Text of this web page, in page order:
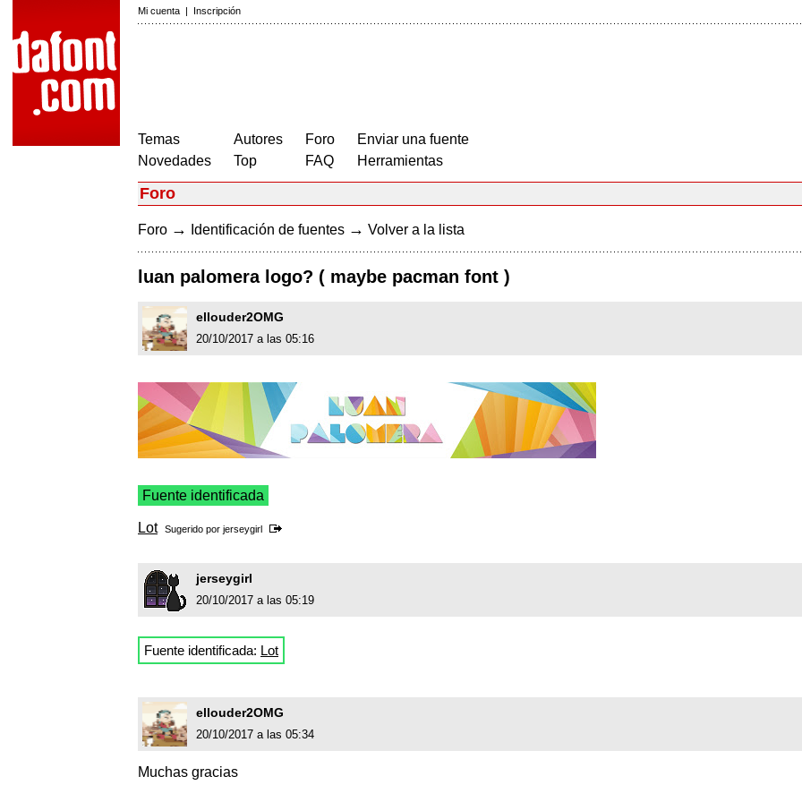
Mi cuenta | Inscripción
Temas
Novedades
Autores
Top
Foro
FAQ
Enviar una fuente
Herramientas
Foro
Foro → Identificación de fuentes → Volver a la lista
luan palomera logo? ( maybe pacman font )
ellouder2OMG
20/10/2017 a las 05:16
Fuente identificada
Lot Sugerido por jerseygirl
jerseygirl
20/10/2017 a las 05:19
Fuente identificada: Lot
ellouder2OMG
20/10/2017 a las 05:34
Muchas gracias